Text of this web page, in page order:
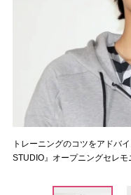
トレーニングのコツをアドバ
STUDIO』オープニングセレ